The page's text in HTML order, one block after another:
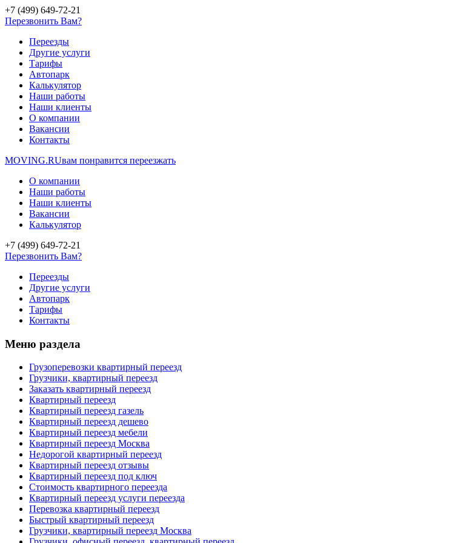
+7 (499) 649-72-21
Перезвонить Вам?
Переезды
Другие услуги
Тарифы
Автопарк
Калькулятор
Наши работы
Наши клиенты
О компании
Вакансии
Контакты
MOVING.RUвам понравится переезжать
О компании
Наши работы
Наши клиенты
Вакансии
Калькулятор
+7 (499) 649-72-21
Перезвонить Вам?
Переезды
Другие услуги
Автопарк
Тарифы
Контакты
Меню раздела
Грузоперевозки квартирный переезд
Грузчики, квартирный переезд
Заказать квартирный переезд
Квартирный переезд
Квартирный переезд газель
Квартирный переезд дешево
Квартирный переезд мебели
Квартирный переезд Москва
Недорогой квартирный переезд
Квартирный переезд отзывы
Квартирный переезд под ключ
Стоимость квартирного переезда
Квартирный переезд услуги переезда
Перевозка квартирный переезд
Быстрый квартирный переезд
Грузчики, квартирный переезд Москва